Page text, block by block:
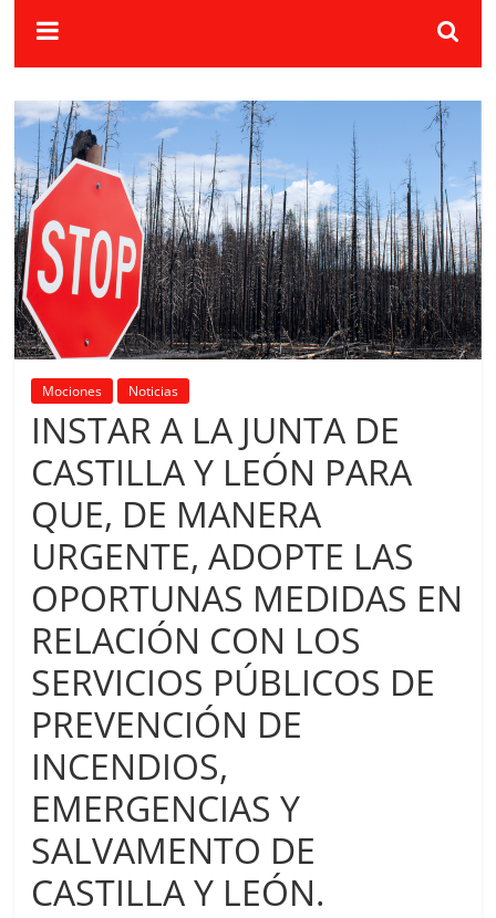
Mociones Noticias
INSTAR A LA JUNTA DE
CASTILLA Y LEÓN PARA
QUE, DE MANERA
URGENTE, ADOPTE LAS
OPORTUNAS MEDIDAS EN
RELACIÓN CON LOS
SERVICIOS PÚBLICOS DE
PREVENCIÓN DE
INCENDIOS,
EMERGENCIAS Y
SALVAMENTO DE
CASTILLA Y LEÓN.